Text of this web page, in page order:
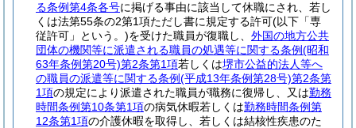
る条例第4条各号に掲げる事由に該当して休職にされ、若し
くは法第55条の2第1項ただし書に規定する許可(以下「専
従許可」という。)を受けた職員が復職し、 外国の地方公共
団体の機関等に派遣される職員の処遇等に関する条例(昭和
63年条例第20号)第2条第1項若しくは堺市公益的法人等へ
の職員の派遣等に関する条例(平成13年条例第28号)第2条第
1項の規定により派遣された職員が職務に復帰し、又は勤務
時間条例第10条第1項の病気休暇若しくは勤務時間条例第
12条第1項の介護休暇を取得し、若しくは結核性疾患のた